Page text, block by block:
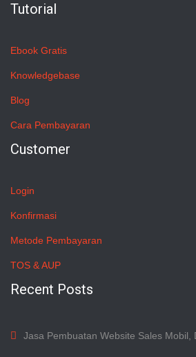
Tutorial
Ebook Gratis
Knowledgebase
Blog
Cara Pembayaran
Customer
Login
Konfirmasi
Metode Pembayaran
TOS & AUP
Recent Posts
Jasa Pembuatan Website Sales Mobil,